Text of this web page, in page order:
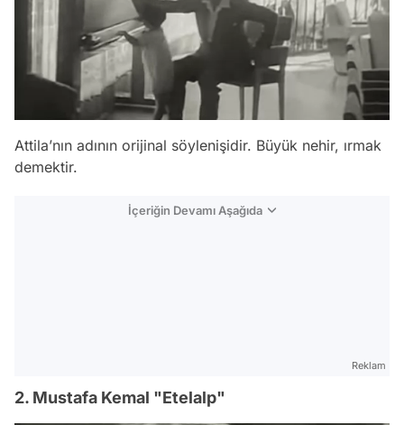
Attila’nın adının orijinal söylenişidir. Büyük nehir, ırmak
demektir.
İçeriğin Devamı Aşağıda
Reklam
2. Mustafa Kemal "Etelalp"